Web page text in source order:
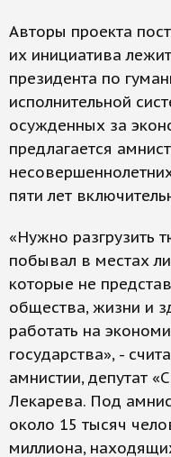
Авторы проекта
их инициатива
президента по
исполнительной
осужденных за
предлагается
пяти лет
«Нужно разгрузить
побывал в местах
которые не
общества, жизни и
работать на
государства», -
амнистии, депутат
Лекарева. Под
около 15 тысяч
миллиона,